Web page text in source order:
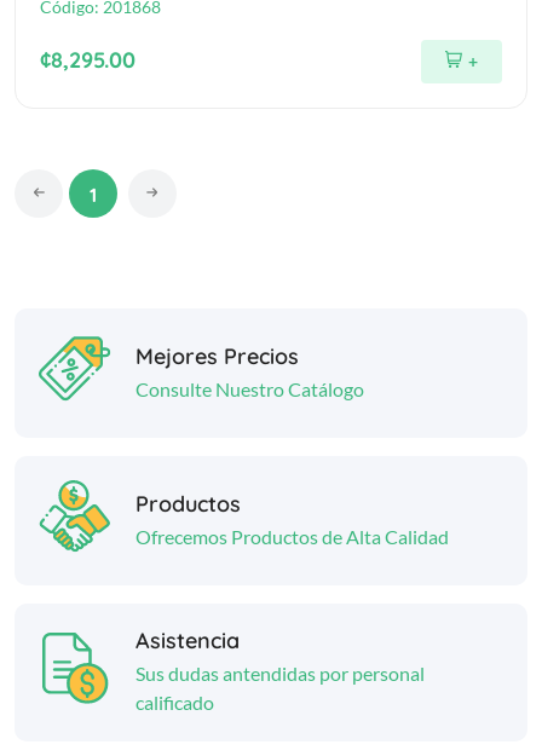
Código: 201868
¢8,295.00 +
1
Mejores Precios
Consulte Nuestro Catálogo
Productos
Ofrecemos Productos de Alta Calidad
Asistencia
Sus dudas antendidas por personal
calificado